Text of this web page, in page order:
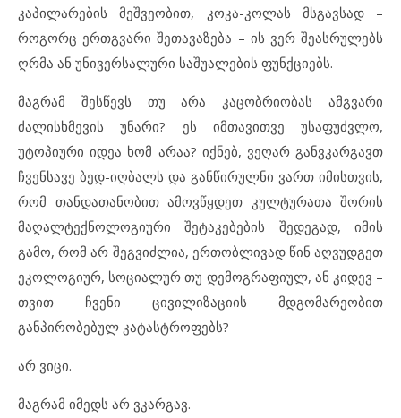
კაპილარების მეშვეობით, კოკა-კოლას მსგავსად –
როგორც ერთგვარი შეთავაზება – ის ვერ შეასრულებს
ღრმა ან უნივერსალური საშუალების ფუნქციებს.
მაგრამ შესწევს თუ არა კაცობრიობას ამგვარი
ძალისხმევის უნარი? ეს იმთავითვე უსაფუძვლო,
უტოპიური იდეა ხომ არაა? იქნებ, ვეღარ განვკარგავთ
ჩვენსავე ბედ-იღბალს და განწირულნი ვართ იმისთვის,
რომ თანდათანობით ამოვწყდეთ კულტურათა შორის
მაღალტექნოლოგიური შეტაკებების შედეგად, იმის
გამო, რომ არ შეგვიძლია, ერთობლივად წინ აღვუდგეთ
ეკოლოგიურ, სოციალურ თუ დემოგრაფიულ, ან კიდევ –
თვით ჩვენი ცივილიზაციის მდგომარეობით
განპირობებულ კატასტროფებს?
არ ვიცი.
მაგრამ იმედს არ ვკარგავ.